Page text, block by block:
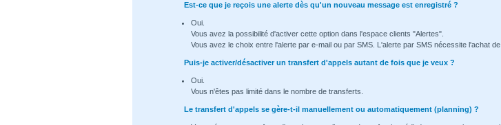
Est-ce que je reçois une alerte dès qu'un nouveau message est enregistré ?
Oui.
Vous avez la possibilité d'activer cette option dans l'espace clients "Alertes".
Vous avez le choix entre l'alerte par e-mail ou par SMS. L'alerte par SMS nécessite l'achat de
Puis-je activer/désactiver un transfert d'appels autant de fois que je veux ?
Oui.
Vous n'êtes pas limité dans le nombre de transferts.
Le transfert d'appels se gère-t-il manuellement ou automatiquement (planning) ?